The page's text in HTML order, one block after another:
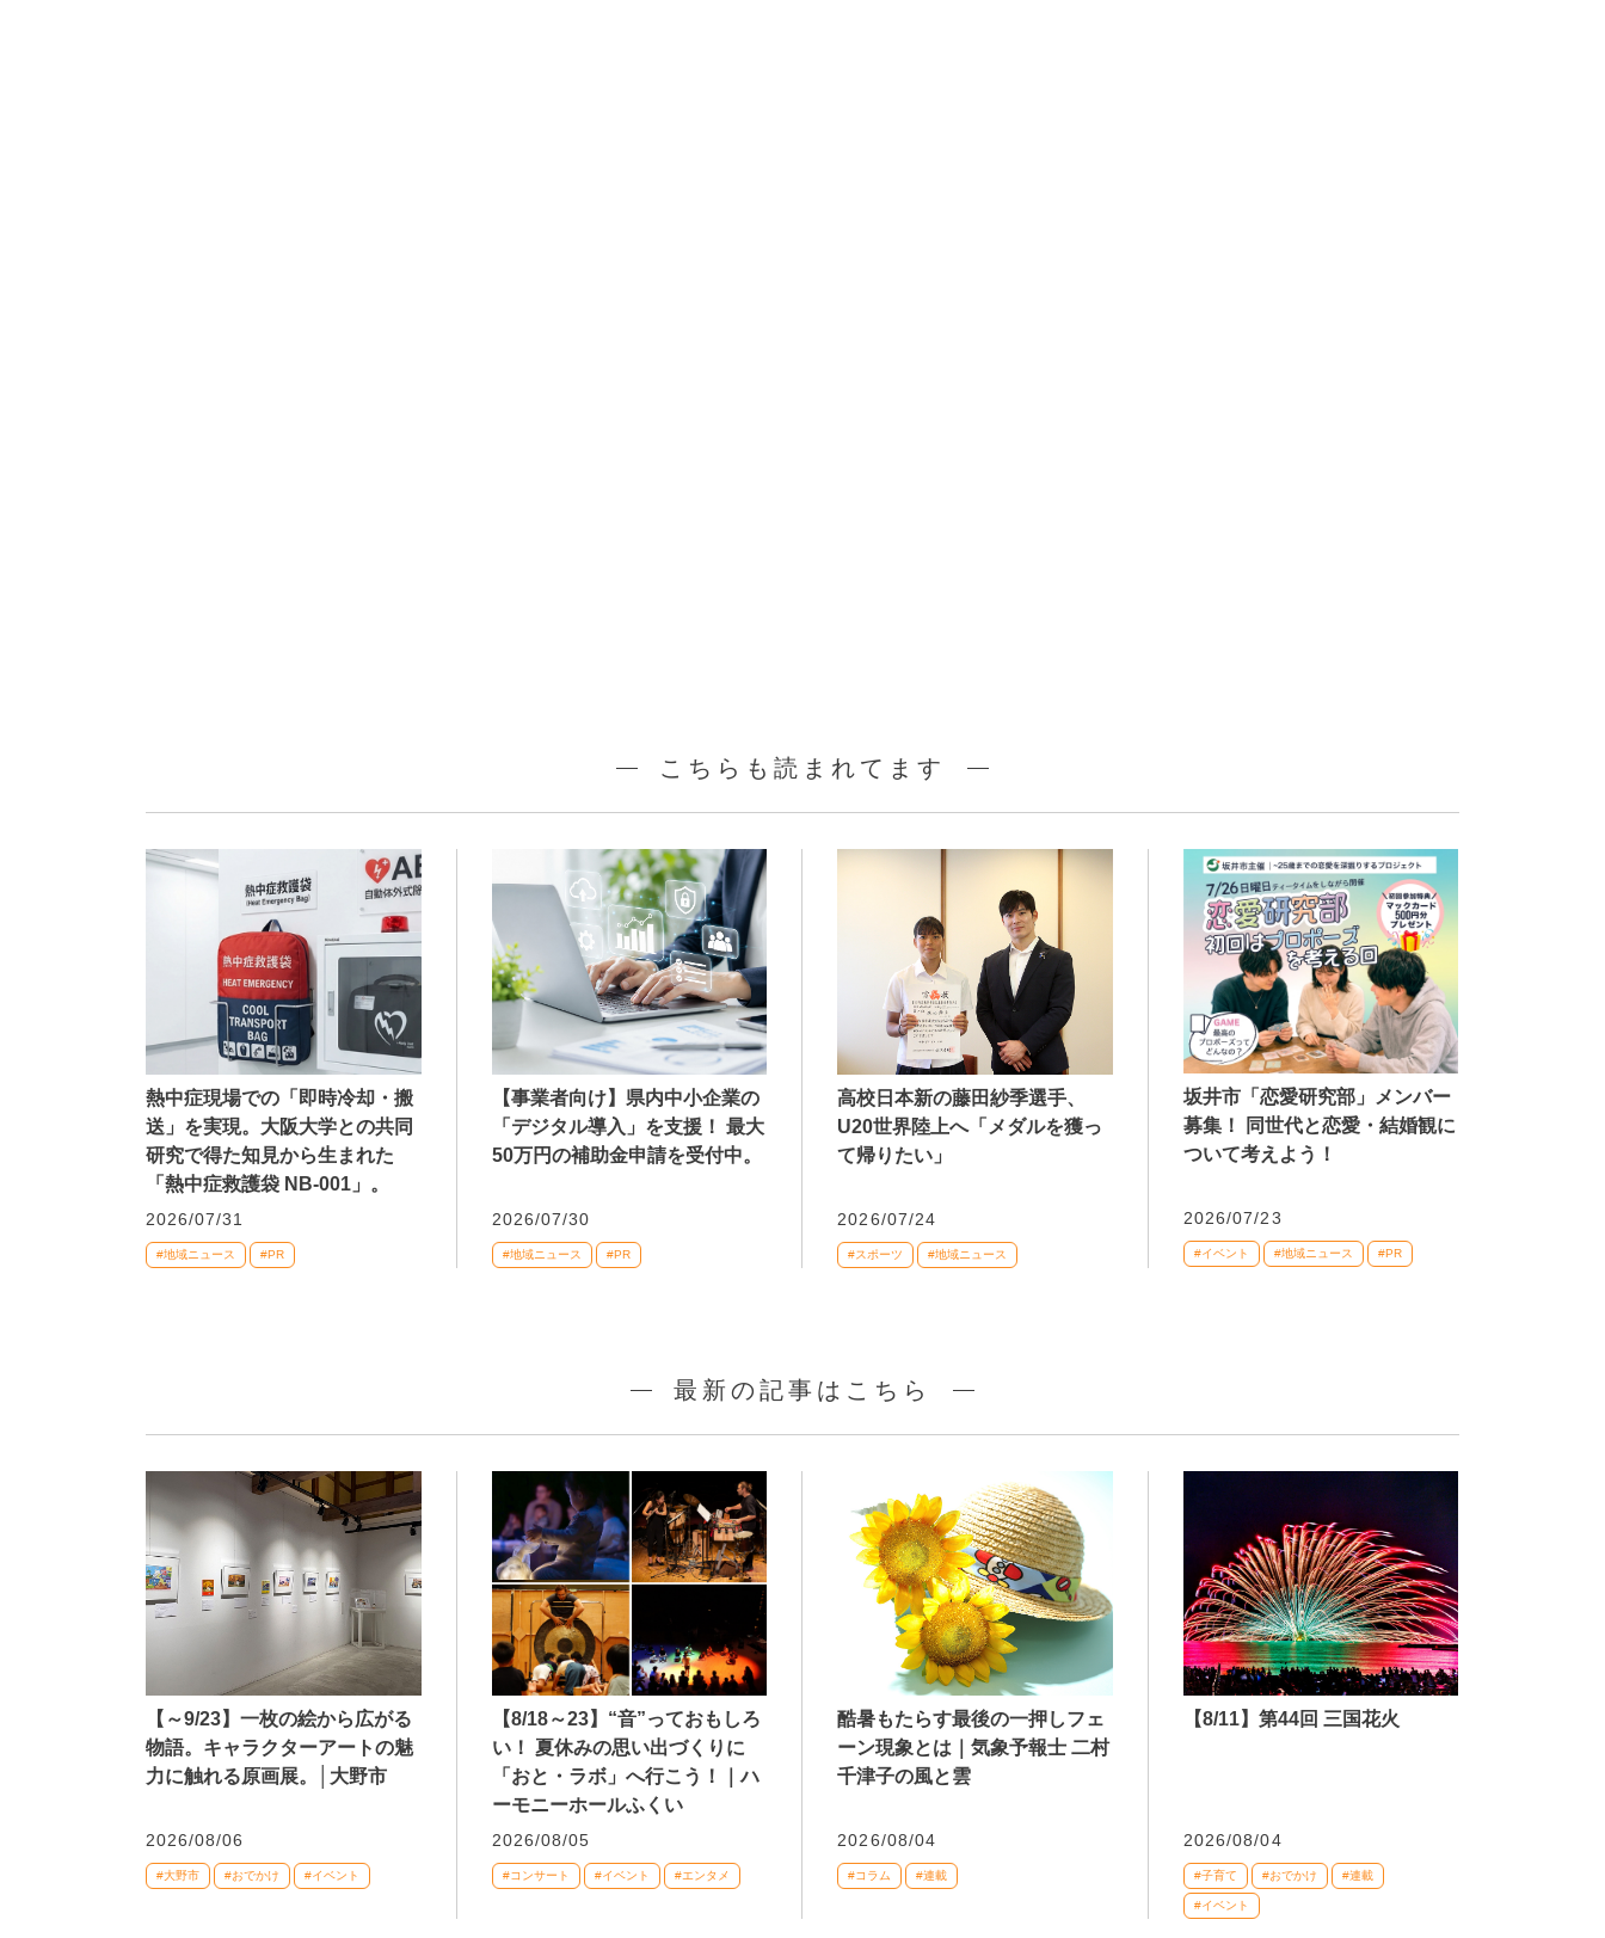
こちらも読まれてます
熱中症現場での「即時冷却・搬
送」を実現。大阪大学との共同
研究で得た知見から生まれた
「熱中症救護袋 NB-001」。
2026/07/31
#地域ニュース #PR
【事業者向け】県内中小企業の
「デジタル導入」を支援！ 最大
50万円の補助金申請を受付中。
2026/07/30
#地域ニュース #PR
高校日本新の藤田紗季選手、
U20世界陸上へ「メダルを獲っ
て帰りたい」
2026/07/24
#スポーツ #地域ニュース
坂井市「恋愛研究部」メンバー
募集！ 同世代と恋愛・結婚観に
ついて考えよう！
2026/07/23
#イベント #地域ニュース #PR
最新の記事はこちら
【～9/23】一枚の絵から広がる
物語。キャラクターアートの魅
力に触れる原画展。│大野市
2026/08/06
#大野市 #おでかけ #イベント
【8/18～23】“音”っておもしろ
い！ 夏休みの思い出づくりに
「おと・ラボ」へ行こう！｜ハ
ーモニーホールふくい
2026/08/05
#コンサート #イベント #エンタメ
酷暑もたらす最後の一押しフェ
ーン現象とは｜気象予報士 二村
千津子の風と雲
2026/08/04
#コラム #連載
【8/11】第44回 三国花火
2026/08/04
#子育て #おでかけ #連載
#イベント